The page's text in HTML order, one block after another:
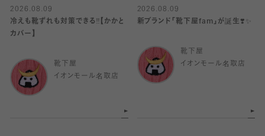
2026.08.09
冷えも靴ずれも対策できる‼️【かかと
カバー】
靴下屋
イオンモール名取店
2026.08.09
新ブランド「靴下屋fam」が誕生❣️✨
靴下屋
イオンモール名取店